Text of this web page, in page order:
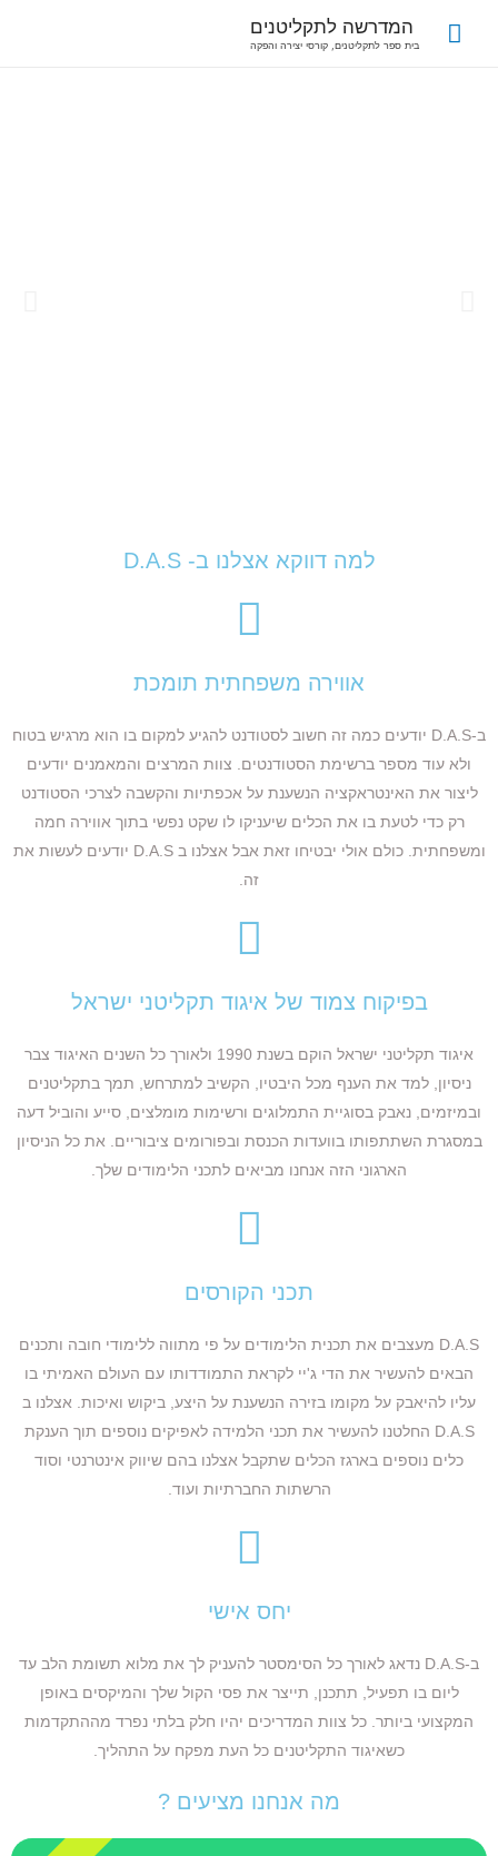
המדרשה לתקליטנים
בית ספר לתקליטנים, קורסי יצירה והפקה
למה דווקא אצלנו ב- D.A.S
אווירה משפחתית תומכת
ב-D.A.S יודעים כמה זה חשוב לסטודנט להגיע למקום בו הוא מרגיש בטוח
ולא עוד מספר ברשימת הסטודנטים. צוות המרצים והמאמנים יודעים
ליצור את האינטראקציה הנשענת על אכפתיות והקשבה לצרכי הסטודנט
רק כדי לטעת בו את הכלים שיעניקו לו שקט נפשי בתוך אווירה חמה
ומשפחתית. כולם אולי יבטיחו זאת אבל אצלנו ב D.A.S יודעים לעשות את
זה.
בפיקוח צמוד של איגוד תקליטני ישראל
איגוד תקליטני ישראל הוקם בשנת 1990 ולאורך כל השנים האיגוד צבר
ניסיון, למד את הענף מכל היבטיו, הקשיב למתרחש, תמך בתקליטנים
ובמיזמים, נאבק בסוגיית התמלוגים ורשימות מומלצים, סייע והוביל דעה
במסגרת השתתפותו בוועדות הכנסת ובפורומים ציבוריים. את כל הניסיון
הארגוני הזה אנחנו מביאים לתכני הלימודים שלך.
תכני הקורסים
D.A.S מעצבים את תכנית הלימודים על פי מתווה ללימודי חובה ותכנים
הבאים להעשיר את הדי ג'יי לקראת התמודדותו עם העולם האמיתי בו
עליו להיאבק על מקומו בזירה הנשענת על היצע, ביקוש ואיכות. אצלנו ב
D.A.S החלטנו להעשיר את תכני הלמידה לאפיקים נוספים תוך הענקת
כלים נוספים בארגז הכלים שתקבל אצלנו בהם שיווק אינטרנטי וסוד
הרשתות החברתיות ועוד.
יחס אישי
ב-D.A.S נדאג לאורך כל הסימסטר להעניק לך את מלוא תשומת הלב עד
ליום בו תפעיל, תתכנן, תייצר את פסי הקול שלך והמיקסים באופן
המקצועי ביותר. כל צוות המדריכים יהיו חלק בלתי נפרד מההתקדמות
כשאיגוד התקליטנים כל העת מפקח על התהליך.
מה אנחנו מציעים ?